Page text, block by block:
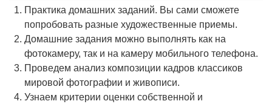
Практика домашних заданий. Вы сами сможете
попробовать разные художественные приемы.
Домашние задания можно выполнять как на
фотокамеру, так и на камеру мобильного телефона.
Проведем анализ композиции кадров классиков
мировой фотографии и живописи.
Узнаем критерии оценки собственной и